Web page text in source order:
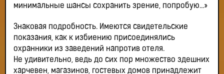
минимальные шансы сохранить зрение, попробую…»
Знаковая подробность. Имеются свидетельские
показания, как к избиению присоединялись
охранники из заведений напротив отеля.
Не удивительно, ведь до сих пор множество здешних
харчевен, магазинов, гостевых домов принадлежит